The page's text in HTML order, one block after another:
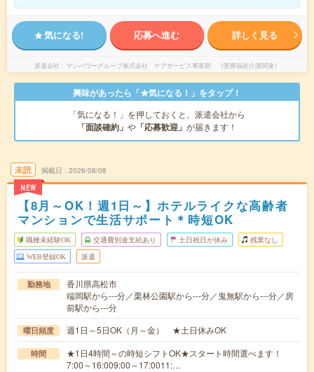
気になる! 応募へ進む 詳しく見る
派遣会社 マンパワーグループ株式会社 ケアサービス事業部 （医療福祉介護関連）
興味があったら「★気になる！」をタップ！
「気になる！」を押しておくと、派遣会社から
「面談確約」 や 「応募歓迎」 が届きます！
未読
NEW
掲載日 2026/08/08
【8月～OK！週1日～】ホテルライクな高齢者
マンションで生活サポート＊時短OK
職種未経験OK 交通費別途支給あり 土日祝日が休み 残業なし
WEB登録OK 派遣
勤務地
香川県高松市
端岡駅から---分／栗林公園駅から---分／鬼無駅から---分／房
前駅から---分
曜日頻度 週1日～5日OK（月～金） ★土日休みOK
時間
★1日4時間～の時短シフトOK★スタート時間選べます！
7:00～16:009:00～17:0011:…